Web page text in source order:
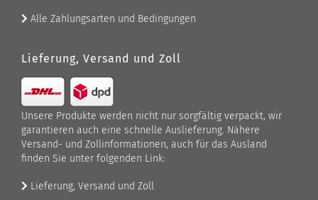
Alle Zahlungsarten und Bedingungen
Lieferung, Versand und Zoll
Unsere Produkte werden nicht nur sorgfältig verpackt, wir
garantieren auch eine schnelle Auslieferung. Nähere
Versand- und Zollinformationen, auch für das Ausland
finden Sie unter folgenden Link:
Lieferung, Versand und Zoll